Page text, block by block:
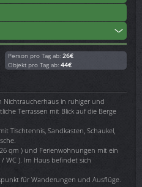
Person pro Tag ab: 26€
Objekt pro Tag ab: 44€
Nichtraucherhaus in ruhiger und
Terrassen mit Blick auf die Berge
Tischtennis, Sandkasten, Schaukel,
qm ) und Ferienwohnungen mit ein
WC ). Im Haus befindet sich
für Wanderungen und Ausflüge.